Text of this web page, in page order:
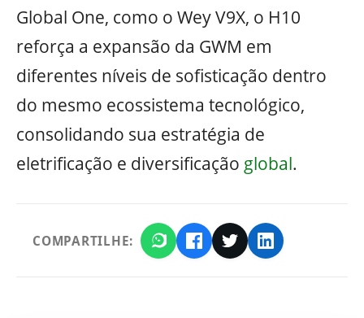
Global One, como o Wey V9X, o H10
reforça a expansão da GWM em
diferentes níveis de sofisticação dentro
do mesmo ecossistema tecnológico,
consolidando sua estratégia de
eletrificação e diversificação global.
COMPARTILHE: